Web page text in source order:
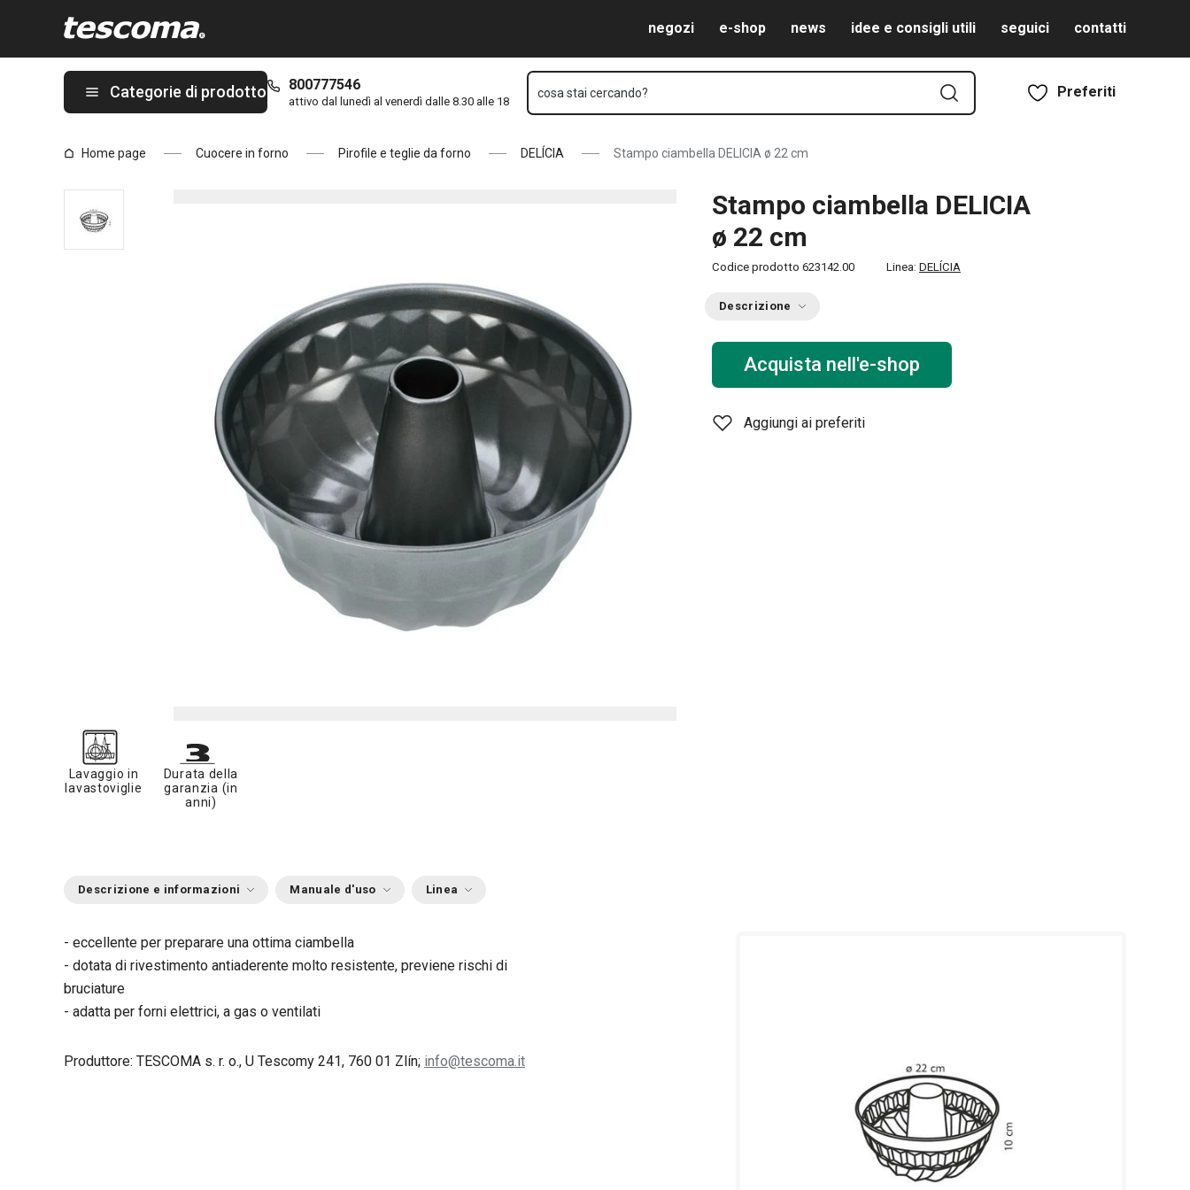
negozi e-shop news idee e consigli utili seguici contatti
Categorie di prodotto 800777546
attivo dal lunedì al venerdì dalle 8.30 alle 18
cosa stai cercando? Preferiti
Home page Cuocere in forno Pirofile e teglie da forno DELÍCIA Stampo ciambella DELICIA ø 22 cm
Stampo ciambella DELICIA
ø 22 cm
Codice prodotto 623142.00 Linea: DELÍCIA
Descrizione
Acquista nell'e-shop
Aggiungi ai preferiti
Lavaggio in
lavastoviglie
Durata della
garanzia (in
anni)
Descrizione e informazioni Manuale d'uso Linea
- eccellente per preparare una ottima ciambella
- dotata di rivestimento antiaderente molto resistente, previene rischi di
bruciature
- adatta per forni elettrici, a gas o ventilati
Produttore: TESCOMA s. r. o., U Tescomy 241, 760 01 Zlín; info@tescoma.it